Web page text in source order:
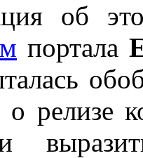
об
портала
релизе